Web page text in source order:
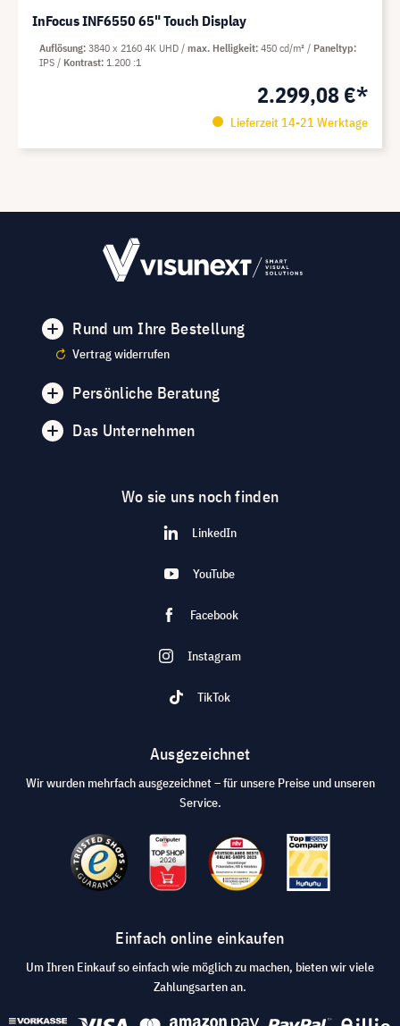
InFocus INF6550 65" Touch Display
2.299,08 €*
Lieferzeit 14-21 Werktage
Auflösung 3840 x 2160 4K UHD max. Helligkeit 450 cd/m²
Paneltyp
IPS
Kontrast 1.200 :1
Rund um Ihre Bestellung
Vertrag widerrufen
Persönliche Beratung
Das Unternehmen
Wo sie uns noch finden
LinkedIn
YouTube
Facebook
Instagram
TikTok
Ausgezeichnet
Wir wurden mehrfach ausgezeichnet – für unsere Preise und unseren
Service.
Einfach online einkaufen
Um Ihren Einkauf so einfach wie möglich zu machen, bieten wir viele
Zahlungsarten an.